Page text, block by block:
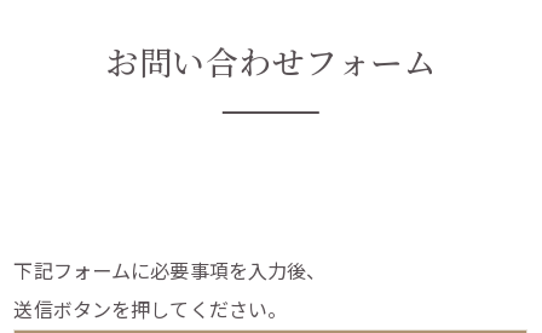
お問い合わせフォーム
下記フォームに必要事項を入力後、
送信ボタンを押してください。